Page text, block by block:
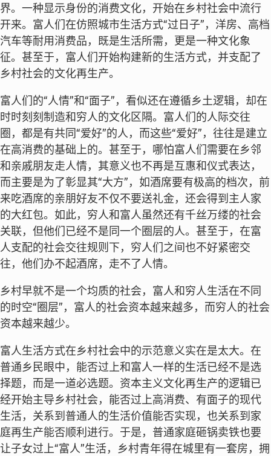
界。一种显示身份的消费文化，开始在乡村社会中流行
开来。富人们在仿照城市生活方式“过日子”，洋房、高档
汽车等耐用消费品，既是生活所需，更是一种文化象
征。甚至于，富人们开始构建新的生活方式，并支配了
乡村社会的文化再生产。
富人们的“人情”和“面子”，看似还在遵循乡土逻辑，却在
时时刻刻制造和穷人的文化区隔。富人们的人际交往
圈，都是有共同“爱好”的人，而这些“爱好”，往往是建立
在高消费的基础上的。甚至于，哪怕富人们需要在乡邻
和亲戚朋友走人情，其意义也不再是互惠和仪式表达，
而主要是为了彰显其“大方”，如酒席要有极高的档次，前
来吃酒席的亲朋好友不仅不要送礼金，还会得到主人家
的大红包。如此，穷人和富人虽然还有千丝万缕的社会
关联，但他们已经不是同一个圈层的人。甚至于，在富
人支配的社会交往规则下，穷人们之间也不好紧密交
往，他们办不起酒席，走不了人情。
乡村早就不是一个均质的社会，富人和穷人生活在不同
的时空“圈层”，富人的社会资本越来越多，而穷人的社会
资本越来越少。
富人生活方式在乡村社会中的示范意义实在是太大。在
普通乡民眼中，能否过上和富人一样的生活已经不是选
择题，而是一道必选题。资本主义文化再生产的逻辑已
经开始主导乡村社会，能否过上高消费、有面子的现代
生活，关系到普通人的生活价值能否实现，也关系到家
庭再生产能否顺利进行。于是，普通家庭砸锅卖铁也要
让子女过上“富人”生活，乡村青年得在城里有一套房，拥